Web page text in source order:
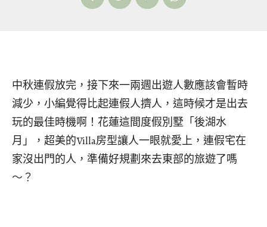
中秋連假放完，接下來一兩週出遊人數應該會暫時
減少，小編覺得比起連假人擠人，這時候才是出去
玩的最佳時機啊！花蓮這間度假別墅「後湖水
月」，超美的Villa房型讓人一眼就愛上，連假宅在
家沒出門的人，準備好規劃來去東部的旅遊了嗎
～？